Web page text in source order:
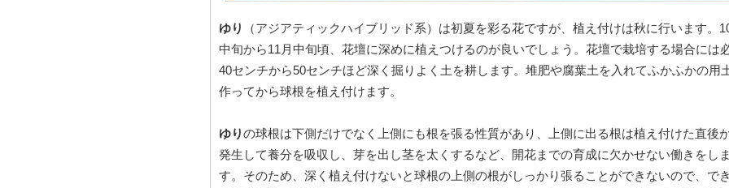
ゆり
（アジアティックハイブリッド系）は初夏を彩る花ですが、植え付けは秋に行います。
中旬から11月中旬頃、花壇に深めに植えつけるのが良いでしょう。花壇で栽培する場合には
40センチから50センチほど深く掘りよく土を耕します。堆肥や腐葉土を入れてふかふかの用
作ってから球根を植え付けます。
ゆりの球根は下側だけでなく上側にも根を張る性質があり、上側に出る根は植え付けた直後
発生して養分を吸収し、芽を出し茎を太くするなど、開花までの育成に欠かせない働きをし
す。そのため、深く植え付けないと球根の上側の根がしっかり張ることができないので、で